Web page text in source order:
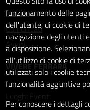
Notizie
Comunicati
Avvisi
VIVERE FERRARA
Luoghi
Eventi
funzionamento delle
dell'utente, di cookie di
navigazione degli utenti
a disposizione.
all'utilizzo di cookie di
utilizzati solo i cookie
funzionalità aggiuntive
Per conoscere i dettagli